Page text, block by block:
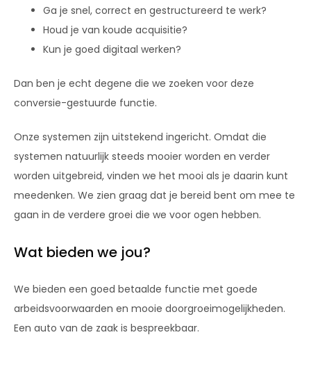
Ga je snel, correct en gestructureerd te werk?
Houd je van koude acquisitie?
Kun je goed digitaal werken?
Dan ben je echt degene die we zoeken voor deze
conversie-gestuurde functie.
Onze systemen zijn uitstekend ingericht. Omdat die
systemen natuurlijk steeds mooier worden en verder
worden uitgebreid, vinden we het mooi als je daarin kunt
meedenken. We zien graag dat je bereid bent om mee te
gaan in de verdere groei die we voor ogen hebben.
Wat bieden we jou?
We bieden een goed betaalde functie met goede
arbeidsvoorwaarden en mooie doorgroeimogelijkheden.
Een auto van de zaak is bespreekbaar.